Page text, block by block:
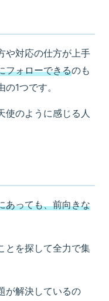
や対応の仕方が上手
フォローできるのも
1つです。
使のように感じる人
あっても、前向きな
とを探して全力で集
が解決しているの